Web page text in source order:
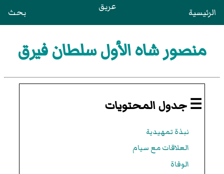
الرئيسية عريق بحث
منصور شاه الأول سلطان فيرق
☰ جدول المحتويات
نبذة تمهيدية
العلاقات مع سيام
الوفاة